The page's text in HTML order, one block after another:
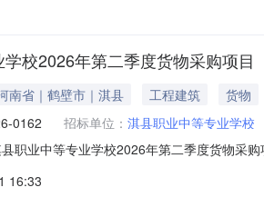
校2026年第二季度货物采购项目
南省｜鹤壁市｜淇县 工程建筑
货物
0162 招标单位： 淇县职业中等专业学校
职业中等专业学校2026年第二季度货物采
格后审投资项目统一代码D01-
16:33